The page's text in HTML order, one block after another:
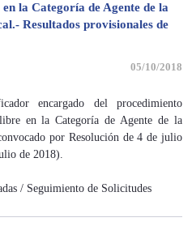
la Categoría de Agente de la
Resultados provisionales de
05/10/2018
encargado del procedimiento
en la Categoría de Agente de la
por Resolución de 4 de julio
de 2018).
/ Seguimiento de Solicitudes